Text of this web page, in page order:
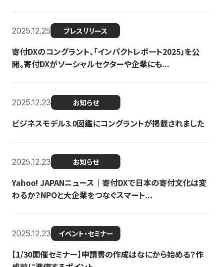
2025.12.25 プレスリリース
寄付DXのコングラント、「インパクトレポート2025」を公
開。寄付DXがソーシャルセクターや企業にも...
2025.12.23 お知らせ
ビジネスモデル3.0図鑑にコングラントが掲載されました
2025.12.23 お知らせ
Yahoo! JAPANニュース｜寄付DXで日本の寄付文化は変
わるか？NPOと大企業をつなぐスマート...
2025.12.23 イベント・セミナー
【1/30開催セミナー】申請書の作成はなにから始める？作